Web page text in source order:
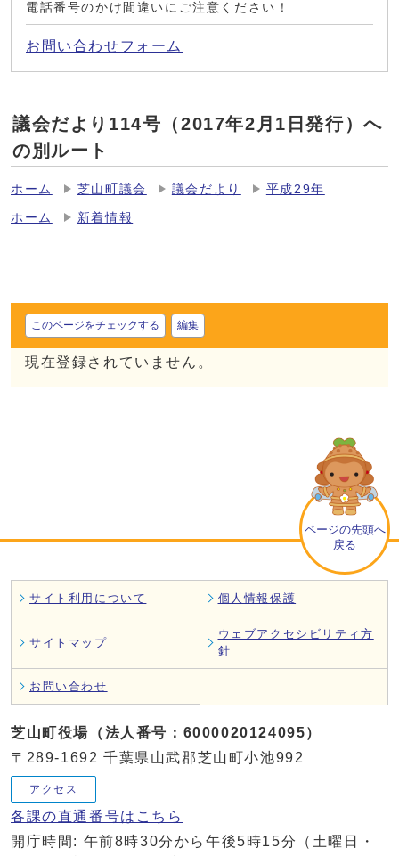
電話番号のかけ間違いにご注意ください！
お問い合わせフォーム
議会だより114号（2017年2月1日発行）へ
の別ルート
ホーム 芝山町議会 議会だより 平成29年
ホーム 新着情報
このページをチェックする 編集
現在登録されていません。
ページの先頭へ
戻る
サイト利用について 個人情報保護
サイトマップ
ウェブアクセシビリティ方
針
お問い合わせ
芝山町役場（法人番号：6000020124095）
〒289-1692 千葉県山武郡芝山町小池992
アクセス
各課の直通番号はこちら
開庁時間: 午前8時30分から午後5時15分（土曜日・